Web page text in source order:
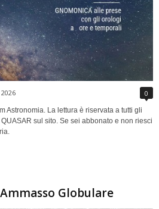
0
Astronomia. La lettura è riservata a tutti gli
sul sito. Se sei abbonato e non riesci
Ammasso Globulare